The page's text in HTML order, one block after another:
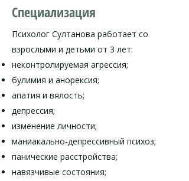
Специализация
Психолог Султанова работает со
взрослыми и детьми от 3 лет:
неконтролируемая агрессия;
булимия и анорексия;
апатия и вялость;
депрессия;
изменение личности;
маниакально-депрессивный психоз;
панические расстройства;
навязчивые состояния;